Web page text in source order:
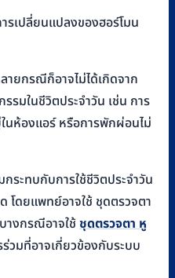
รเปลี่ยนแปลงของฮอร์โมน
ายกรณีก็อาจไม่ได้เกิดจาก
รมในชีวิตประจำวัน เช่น การ
นห้องแอร์ หรือการพักผ่อนไม่
ระทบกับการใช้ชีวิตประจำวัน
โดยแพทย์อาจใช้ ชุดตรวจตา
างกรณีอาจใช้ ชุดตรวจตา หู
ร่วมที่อาจเกี่ยวข้องกับระบบ